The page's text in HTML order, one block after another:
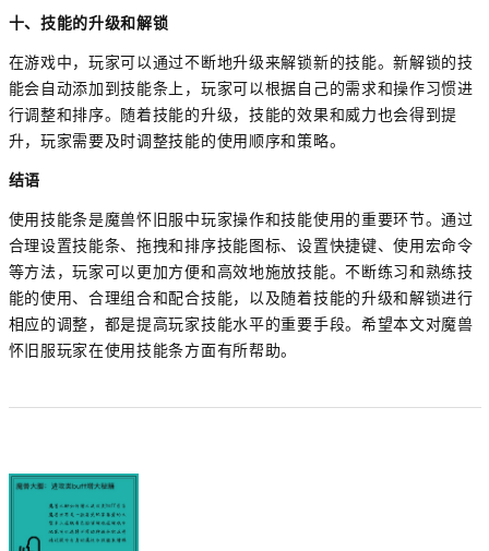
十、技能的升级和解锁
在游戏中，玩家可以通过不断地升级来解锁新的技能。新解锁的技
能会自动添加到技能条上，玩家可以根据自己的需求和操作习惯进
行调整和排序。随着技能的升级，技能的效果和威力也会得到提
升，玩家需要及时调整技能的使用顺序和策略。
结语
使用技能条是魔兽怀旧服中玩家操作和技能使用的重要环节。通过
合理设置技能条、拖拽和排序技能图标、设置快捷键、使用宏命令
等方法，玩家可以更加方便和高效地施放技能。不断练习和熟练技
能的使用、合理组合和配合技能，以及随着技能的升级和解锁进行
相应的调整，都是提高玩家技能水平的重要手段。希望本文对魔兽
怀旧服玩家在使用技能条方面有所帮助。